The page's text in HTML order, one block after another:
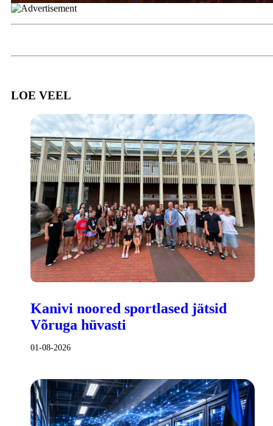
LOE VEEL
Kanivi noored sportlased jätsid
Võruga hüvasti
01-08-2026